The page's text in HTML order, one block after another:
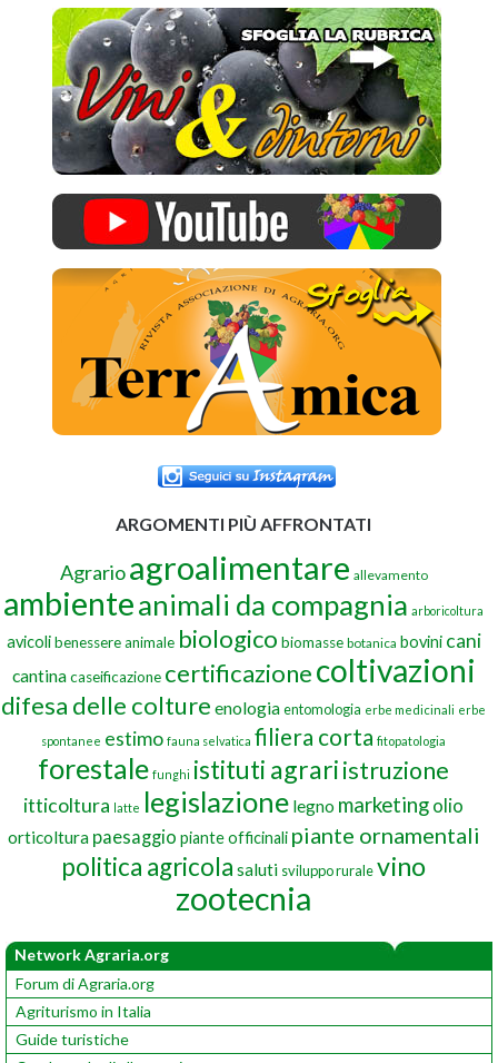
ARGOMENTI PIÙ AFFRONTATI
Agrario agroalimentare allevamento
ambienteanimali da compagnia arboricoltura
avicoli benessere animale biologico biomasse botanica bovini cani
cantina caseificazione certificazionecoltivazioni
difesa delle colture enologiaentomologia erbe medicinali erbe
spontanee estimo fauna selvatica filiera corta fitopatologia
forestale funghi istituti agrariistruzione
itticoltura latte legislazione legno marketingolio
orticoltura paesaggio piante officinali piante ornamentali
politica agricola saluti sviluppo ruralevino
zootecnia
Network Agraria.org
Forum di Agraria.org
Agriturismo in Italia
Guide turistiche